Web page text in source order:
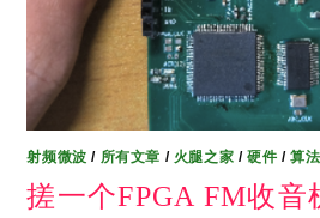
射频微波 / 所有文章 / 火腿之家 /硬件 /算法
搓一个FPGA FM收音